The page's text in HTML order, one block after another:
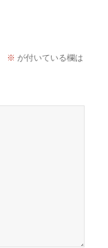
※ が付いている欄は